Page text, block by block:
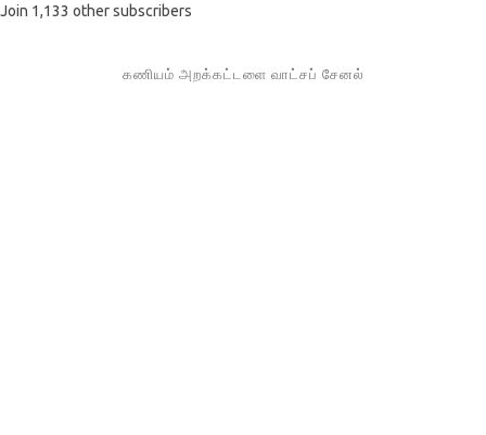
Join 1,133 other subscribers
கணியம் அறக்கட்டளை வாட்சப் சேனல்